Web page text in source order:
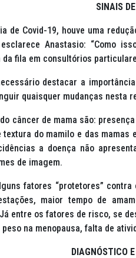
SINAIS
de Covid-19, houve uma
Anastasio: “Como
da fila em consultórios
destacar a
quaisquer mudanças nesta
câncer de mama são:
textura do mamilo e das
a doença não
de imagem.
fatores “protetores”
maior tempo de
entre os fatores de risco, se
na menopausa, falta de
DIAGNÓSTICO